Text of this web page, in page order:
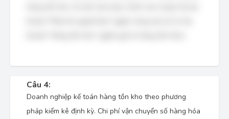
Câu 4:
Doanh nghiệp kế toán hàng tồn kho theo phương
pháp kiểm kê định kỳ. Chi phí vận chuyển số hàng hóa